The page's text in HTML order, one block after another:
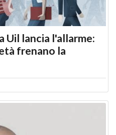
Uil lancia l'allarme:
frenano la